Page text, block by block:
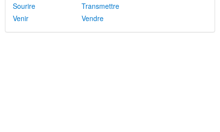
Sourire
Transmettre
Venir
Vendre